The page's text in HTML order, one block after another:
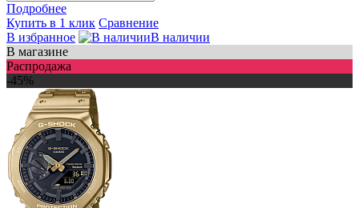
Подробнее
Купить в 1 клик Сравнение
В избранное
В наличии
В магазине
Распродажа
-45%